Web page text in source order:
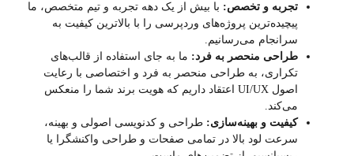
تجربه و تخصص: با بیش از یک دهه تجربه و تیم متخصص، ما
پیچیده‌ترین پروژه‌های وردپرسی را با بالاترین کیفیت به
سرانجام می‌رسانیم.
طراحی منحصر به فرد: ما به جای استفاده از قالب‌های
تکراری، به طراحی منحصر به فرد و اختصاصی با رعایت
اصول UI/UX اعتقاد داریم که هویت برند شما را منعکس
می‌کند.
کیفیت و بهینه‌سازی: طراحی و کدنویسی اصولی و بهینه،
سرعت لود بالا در تمامی صفحات و طراحی واکنشگرا یا